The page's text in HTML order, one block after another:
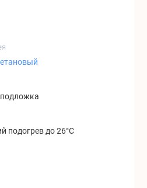
подложка
подогрев до 26°C